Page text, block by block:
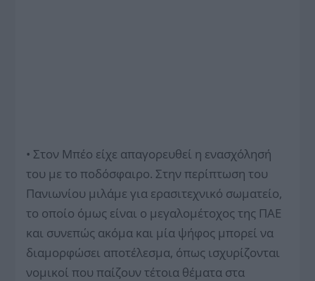
• Στον Μπέο είχε απαγορευθεί η ενασχόλησή
του με το ποδόσφαιρο. Στην περίπτωση του
Πανιωνίου μιλάμε για ερασιτεχνικό σωματείο,
το οποίο όμως είναι ο μεγαλομέτοχος της ΠΑΕ
και συνεπώς ακόμα και μία ψήφος μπορεί να
διαμορφώσει αποτέλεσμα, όπως ισχυρίζονται
νομικοί που παίζουν τέτοια θέματα στα